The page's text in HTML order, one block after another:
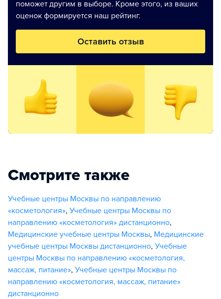
поможет другим в выборе. Кроме этого, из ваших
оценок формируется наш рейтинг.
Оставить отзыв
Смотрите также
Учебные центры Москвы по направлению
«косметология», Учебные центры Москвы по
направлению «косметология» дистанционно,
Медицинские учебные центры Москвы, Медицинские
учебные центры Москвы дистанционно, Учебные
центры Москвы по направлению «косметология,
массаж, питание», Учебные центры Москвы по
направлению «косметология, массаж, питание»
дистанционно